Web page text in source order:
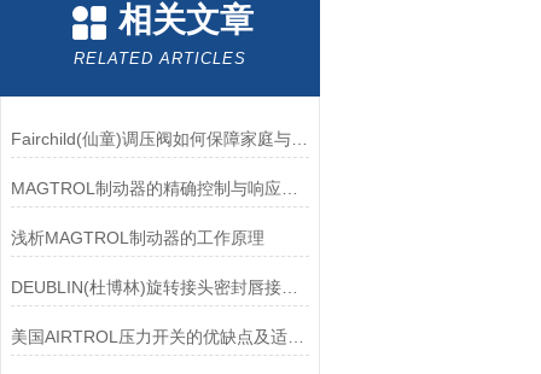
相关文章
RELATED ARTICLES
Fairchild(仙童)调压阀如何保障家庭与工业安全？
浅析MAGTROL制动器的工作原理
DEUBLIN(杜博林)旋转接头密封唇接觖宽度和负载
美国AIRTROL压力开关的优缺点及适用范围讲解